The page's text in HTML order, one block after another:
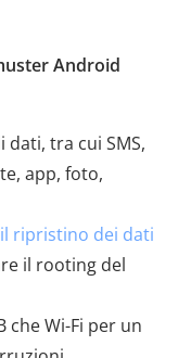
Android
tra cui SMS,
app, foto,
ripristino dei dati
il rooting del
che Wi-Fi per un